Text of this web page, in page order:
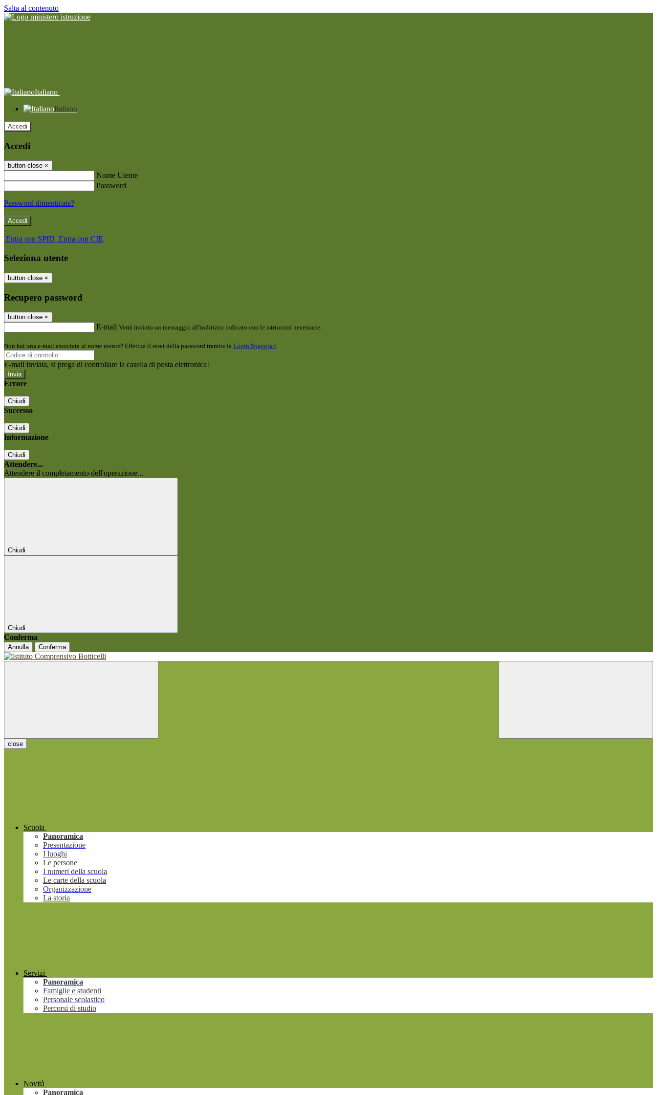
Salta al contenuto
Italiano
Italiano
Accedi
Accedi
button close ×
Nome Utente
Password
Password dimenticata?
-
Entra con SPID Entra con CIE
Seleziona utente
button close ×
Recupero password
button close ×
E-mail Verrà inviato un messaggio all'indirizzo indicato con le istruzioni necessarie.
Non hai una e-mail associata al nome utente? Effettua il reset della password tramite la Login Spaggiari
E-mail inviata, si prega di controllare la casella di posta elettronica!
Errore
Chiudi
Successo
Chiudi
Informazione
Chiudi
Attendere...
Attendere il completamento dell'operazione...
Chiudi
Chiudi
Conferma
Annulla Conferma
close
Scuola
Panoramica
Presentazione
I luoghi
Le persone
I numeri della scuola
Le carte della scuola
Organizzazione
La storia
Servizi
Panoramica
Famiglie e studenti
Personale scolastico
Percorsi di studio
Novità
Panoramica